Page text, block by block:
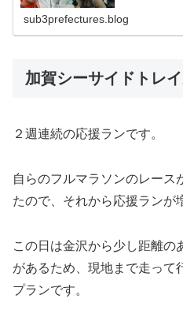
sub3prefectures.blog
加賀シーサイドトレ
２週連続の応援ランです。
自らのフルマラソンのレース
たので、それから応援ランが
この日は金沢から少し距離の
があるため、現地まで走って
プランです。